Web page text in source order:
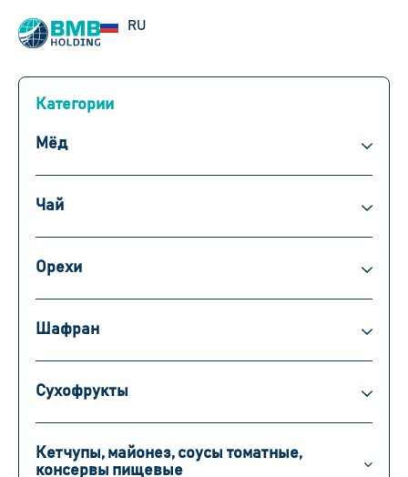
RU
EN
Категории
Мёд
Чай
Орехи
Шафран
Сухофрукты
Кетчупы, майонез, соусы томатные,
консервы пищевые